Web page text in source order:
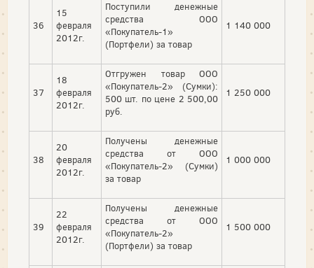
36
15
февраля
2012г.
Поступили денежные
средства ООО
«Покупатель-1»
(Портфели) за товар
1 140 000
37
18
февраля
2012г.
Отгружен товар ООО
«Покупатель-2» (Сумки):
500 шт. по цене 2 500,00
руб.
1 250 000
38
20
февраля
2012г.
Получены денежные
средства от ООО
«Покупатель-2» (Сумки)
за товар
1 000 000
39
22
февраля
2012г.
Получены денежные
средства от ООО
«Покупатель-2»
(Портфели) за товар
1 500 000